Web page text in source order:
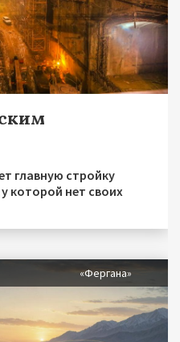
главную стройку
которой нет своих
«Фергана»